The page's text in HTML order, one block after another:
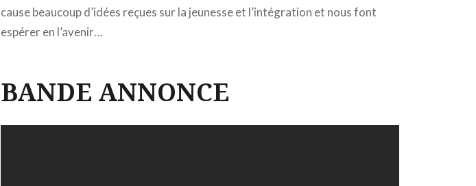
cause beaucoup d’idées reçues sur la jeunesse et l’intégration et nous font
espérer en l’avenir…
BANDE ANNONCE